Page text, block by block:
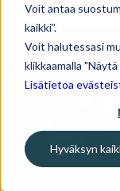
Voit antaa
kaikki”.
Voit halutessasi
klikkaamalla
Lisätietoa
Hyväksyn